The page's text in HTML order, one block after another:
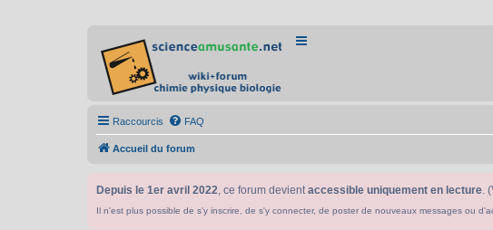
Raccourcis FAQ
Accueil du forum
Depuis le 1er avril 2022, ce forum devientaccessible uniquement en lecture.
Il n'est plus possible de s'y inscrire, de s'y connecter, de poster de nouveaux messages ou